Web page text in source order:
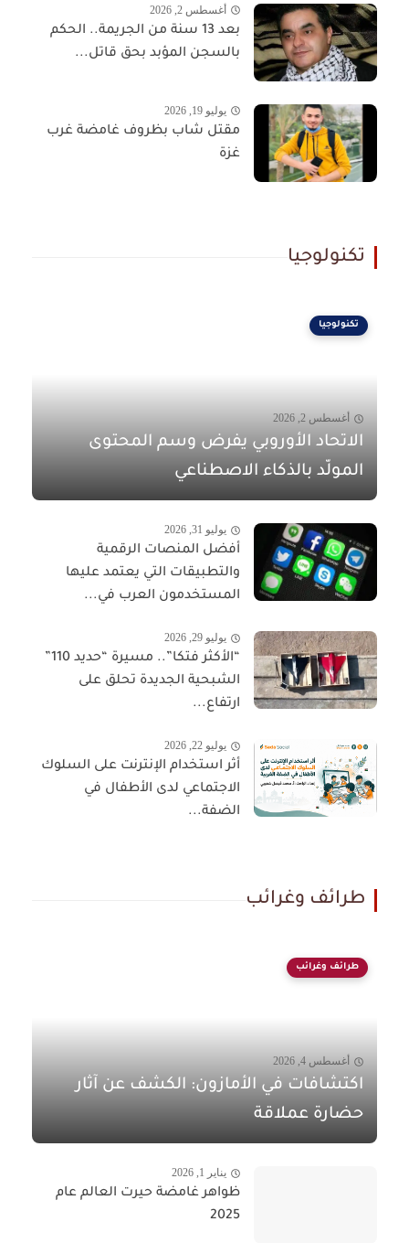
أغسطس 2, 2026
بعد 13 سنة من الجريمة.. الحكم
بالسجن المؤبد بحق قاتل...
يوليو 19, 2026
مقتل شاب بظروف غامضة غرب
غزة
تكنولوجيا
تكنولوجيا
أغسطس 2, 2026
الاتحاد الأوروبي يفرض وسم المحتوى
المولّد بالذكاء الاصطناعي
يوليو 31, 2026
أفضل المنصات الرقمية
والتطبيقات التي يعتمد عليها
المستخدمون العرب في...
يوليو 29, 2026
“الأكثر فتكا”.. مسيرة “حديد 110”
الشبحية الجديدة تحلق على
ارتفاع...
يوليو 22, 2026
أثر استخدام الإنترنت على السلوك
الاجتماعي لدى الأطفال في
الضفة...
طرائف وغرائب
طرائف وغرائب
أغسطس 4, 2026
اكتشافات في الأمازون: الكشف عن آثار
حضارة عملاقة
يناير 1, 2026
ظواهر غامضة حيرت العالم عام
2025